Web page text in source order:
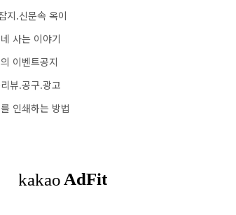
지.신문속 옥이
사는 이야기
이벤트공지
뷰.공구.광고
인쇄하는 방법